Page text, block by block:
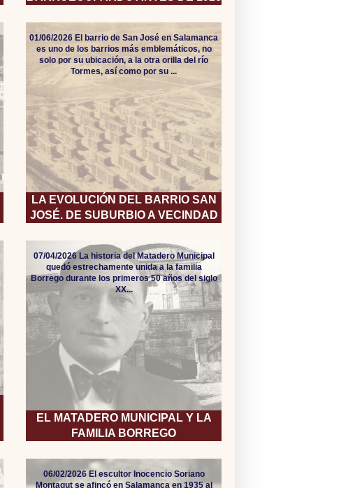
LA EVOLUCIÓN DEL BARRIO SAN
JOSÉ. DE SUBURBIO A VECINDAD
01/06/2026 El barrio de San José en Salamanca
es uno de los barrios más emblemáticos, no
solo por su ubicación, a la otra orilla del río
Tormes, así como por su ...
EL MATADERO MUNICIPAL Y LA
FAMILIA BORREGO
07/04/2026 La historia del Matadero Municipal
quedó estrechamente unida a la familia
Borrego durante los primeros 50 años del siglo
XX...
06/02/2026 El escultor Inocencio Soriano
Montagut se afincó en Salamanca en 1935 al